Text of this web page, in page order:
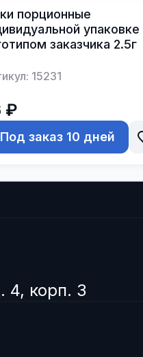
порционные
упаковке
заказчика 2.5г
15231
₽
Под заказ 10 дней
4, корп. 3